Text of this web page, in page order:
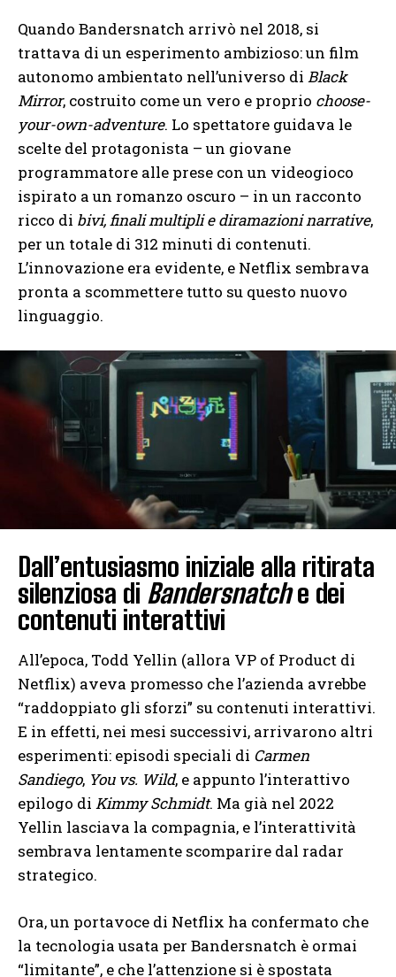
Quando Bandersnatch arrivò nel 2018, si
trattava di un esperimento ambizioso: un film
autonomo ambientato nell’universo di Black
Mirror, costruito come un vero e proprio choose-
your-own-adventure. Lo spettatore guidava le
scelte del protagonista – un giovane
programmatore alle prese con un videogioco
ispirato a un romanzo oscuro – in un racconto
ricco di bivi, finali multipli e diramazioni narrative,
per un totale di 312 minuti di contenuti.
L’innovazione era evidente, e Netflix sembrava
pronta a scommettere tutto su questo nuovo
linguaggio.
Dall’entusiasmo iniziale alla ritirata
silenziosa di Bandersnatche dei
contenuti interattivi
All’epoca, Todd Yellin (allora VP of Product di
Netflix) aveva promesso che l’azienda avrebbe
“raddoppiato gli sforzi” su contenuti interattivi.
E in effetti, nei mesi successivi, arrivarono altri
esperimenti: episodi speciali di Carmen
Sandiego, You vs. Wild, e appunto l’interattivo
epilogo di Kimmy Schmidt. Ma già nel 2022
Yellin lasciava la compagnia, e l’interattività
sembrava lentamente scomparire dal radar
strategico.
Ora, un portavoce di Netflix ha confermato che
la tecnologia usata per Bandersnatch è ormai
“limitante”, e che l’attenzione si è spostata